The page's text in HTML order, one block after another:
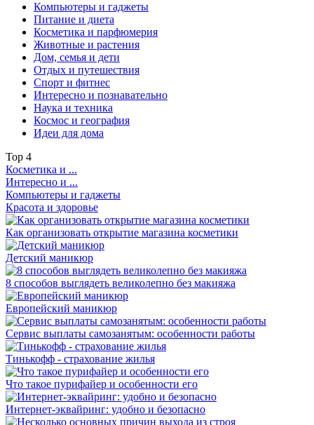
Компьютеры и гаджеты
Питание и диета
Косметика и парфюмерия
Животные и растения
Дом, семья и дети
Отдых и путешествия
Спорт и фитнес
Интересно и познавательно
Наука и техника
Космос и география
Идеи для дома
Top 4
Косметика и ...
Интересно и ...
Компьютеры и гаджеты
Красота и здоровье
Как организовать открытие магазина косметики
Детский маникюр
8 способов выглядеть великолепно без макияжа
Европейский маникюр
Сервис выплаты самозанятым: особенности работы
Тинькофф - страхование жилья
Что такое пурифайер и особенности его
Интернет-эквайринг: удобно и безопасно